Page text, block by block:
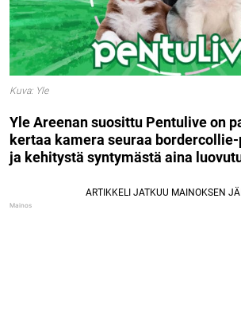
Kuva: Yle
Yle Areenan suosittu Pentulive on
kertaa kamera seuraa
ja kehitystä syntymästä aina